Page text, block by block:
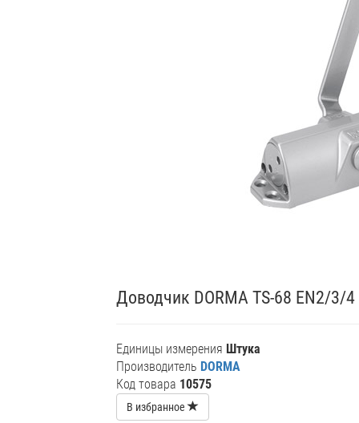
Доводчик DORMA TS-68 EN2/3/4
Единицы измерения Штука
Производитель DORMA
Код товара 10575
В избранное